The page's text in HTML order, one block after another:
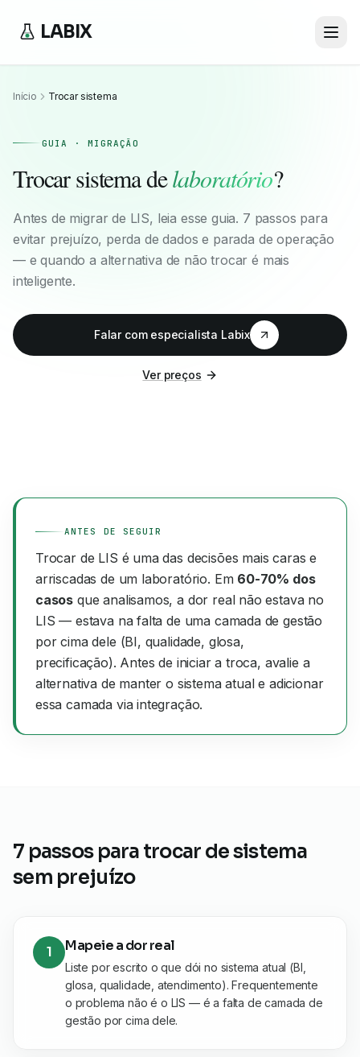
LABIX
Início Trocar sistema
GUIA · MIGRAÇÃO
Trocar sistema delaboratório?
Antes de migrar de LIS, leia esse guia. 7 passos para
evitar prejuízo, perda de dados e parada de operação
— e quando a alternativa de não trocar é mais
inteligente.
Falar com especialista Labix
Ver preços
ANTES DE SEGUIR
Trocar de LIS é uma das decisões mais caras e
arriscadas de um laboratório. Em 60-70% dos
casos que analisamos, a dor real não estava no
LIS — estava na falta de uma camada de gestão
por cima dele (BI, qualidade, glosa,
precificação). Antes de iniciar a troca, avalie a
alternativa de manter o sistema atual e adicionar
essa camada via integração.
7 passos para trocar de sistema
sem prejuízo
1 Mapeie a dor real
Liste por escrito o que dói no sistema atual (BI,
glosa, qualidade, atendimento). Frequentemente
o problema não é o LIS — é a falta de camada de
gestão por cima dele.